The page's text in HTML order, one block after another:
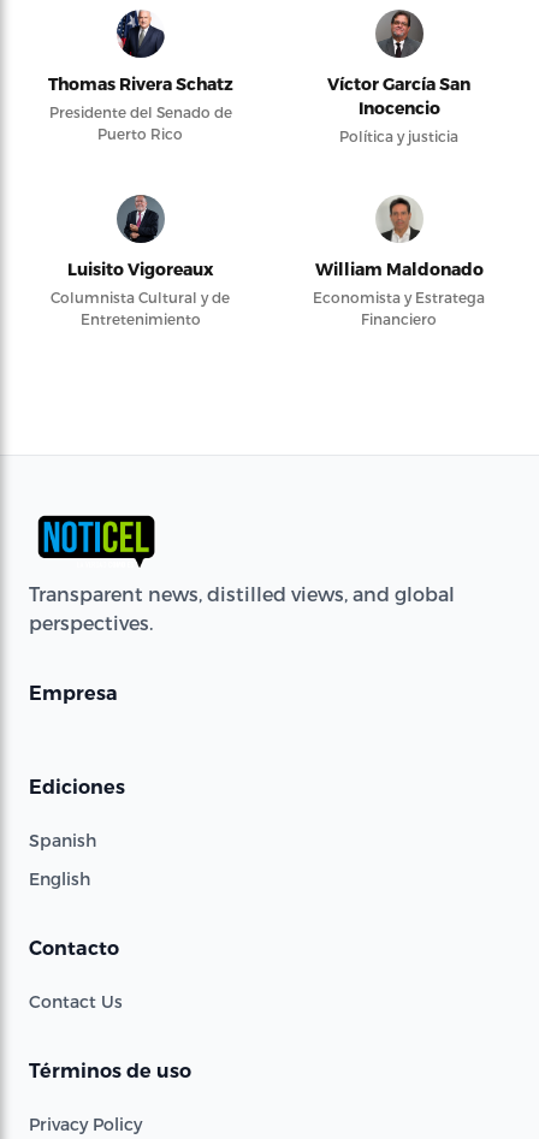
Thomas Rivera Schatz
Presidente del Senado de
Puerto Rico
Víctor García San
Inocencio
Política y justicia
Luisito Vigoreaux
Columnista Cultural y de
Entretenimiento
William Maldonado
Economista y Estratega
Financiero
Transparent news, distilled views, and global
perspectives.
Empresa
Ediciones
Spanish
English
Contacto
Contact Us
Términos de uso
Privacy Policy